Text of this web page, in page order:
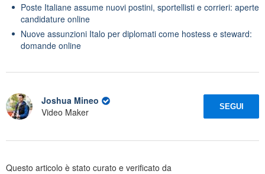
Poste Italiane assume nuovi postini, sportellisti e corrieri: aperte
candidature online
Nuove assunzioni Italo per diplomati come hostess e steward:
domande online
Joshua Mineo
Video Maker
SEGUI
Questo articolo è stato curato e verificato da